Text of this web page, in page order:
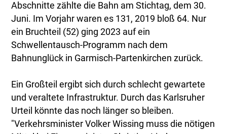
Abschnitte zählte die Bahn am Stichtag, dem 30.
Juni. Im Vorjahr waren es 131, 2019 bloß 64. Nur
ein Bruchteil (52) ging 2023 auf ein
Schwellentausch-Programm nach dem
Bahnunglück in Garmisch-Partenkirchen zurück.
Ein Großteil ergibt sich durch schlecht gewartete
und veraltete Infrastruktur. Durch das Karlsruher
Urteil könnte das noch länger so bleiben.
"Verkehrsminister Volker Wissing muss die nötigen